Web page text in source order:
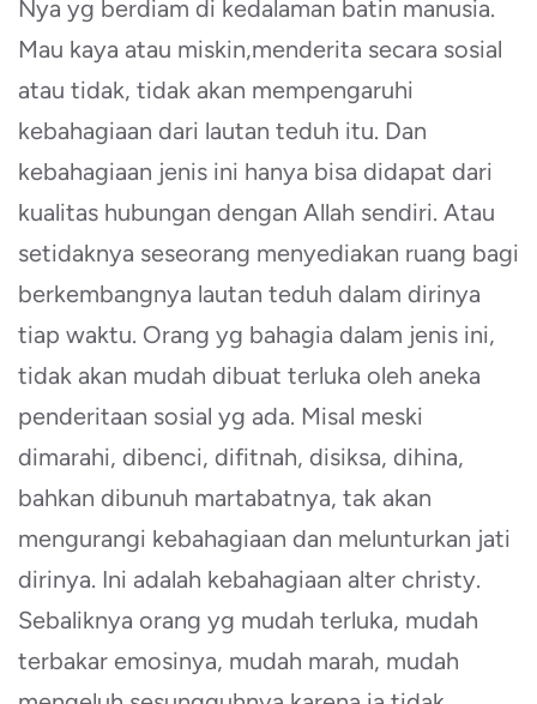
Nya yg berdiam di kedalaman batin manusia.
Mau kaya atau miskin,menderita secara sosial
atau tidak, tidak akan mempengaruhi
kebahagiaan dari lautan teduh itu. Dan
kebahagiaan jenis ini hanya bisa didapat dari
kualitas hubungan dengan Allah sendiri. Atau
setidaknya seseorang menyediakan ruang bagi
berkembangnya lautan teduh dalam dirinya
tiap waktu. Orang yg bahagia dalam jenis ini,
tidak akan mudah dibuat terluka oleh aneka
penderitaan sosial yg ada. Misal meski
dimarahi, dibenci, difitnah, disiksa, dihina,
bahkan dibunuh martabatnya, tak akan
mengurangi kebahagiaan dan melunturkan jati
dirinya. Ini adalah kebahagiaan alter christy.
Sebaliknya orang yg mudah terluka, mudah
terbakar emosinya, mudah marah, mudah